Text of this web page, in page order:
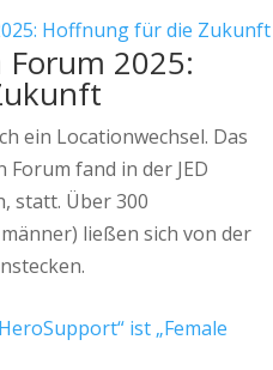
2025:
ein Locationwechsel. Das
fand in der JED
statt. Über 300
ließen sich von der